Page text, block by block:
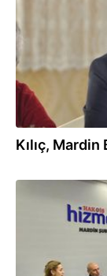
Kılıç, Mardin